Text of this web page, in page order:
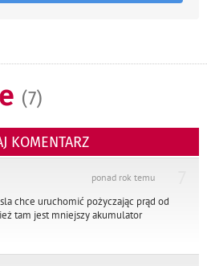
(7)
KOMENTARZ
ponad rok temu
chce uruchomić pożyczając prąd od
tam jest mniejszy akumulator